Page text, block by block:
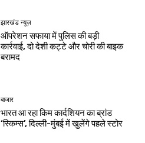
झारखंड न्यूज़
ऑपरेशन सफाया में पुलिस की बड़ी
कार्रवाई, दो देशी कट्टे और चोरी की बाइक
बरामद
बाजार
भारत आ रहा किम कार्दशियन का ब्रांड
‘स्किम्स’, दिल्ली-मुंबई में खुलेंगे पहले स्टोर